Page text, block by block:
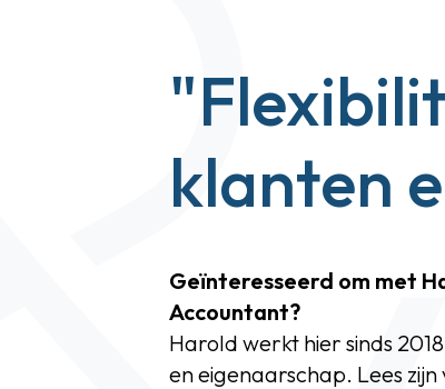
klanten
Geïnteresseerd om met
Accountant?
Harold werkt hier sinds
en eigenaarschap. Lees